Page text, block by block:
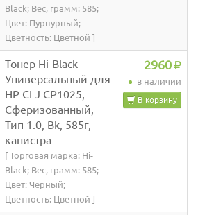
Black; Вес, грамм: 585;
Цвет: Пурпурный;
Цветность: Цветной ]
Тонер Hi-Black
Универсальный для
HP CLJ CP1025,
Сферизованный,
Тип 1.0, Bk, 585г,
канистра
[ Торговая марка: Hi-
Black; Вес, грамм: 585;
Цвет: Черный;
Цветность: Цветной ]
2960
в наличии
В корзину